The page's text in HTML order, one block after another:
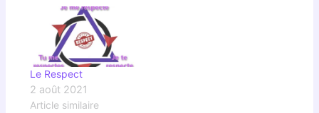
Le Respect
2 août 2021
Article similaire